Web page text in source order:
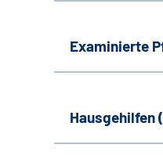
Examinierte
Hausgehilfen (